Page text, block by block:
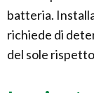
batteria.
richiede di
del sole